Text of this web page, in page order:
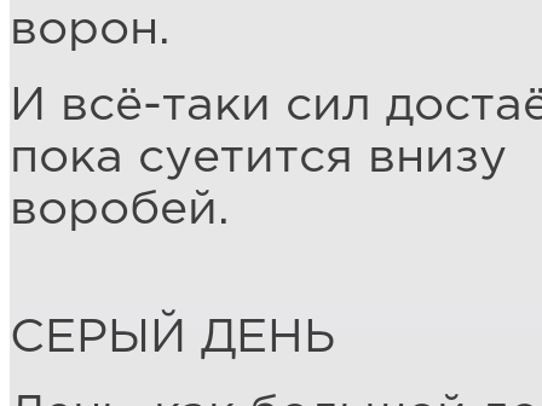
ворон.
И всё-таки сил
пока суетится внизу
воробей.
СЕРЫЙ ДЕНЬ